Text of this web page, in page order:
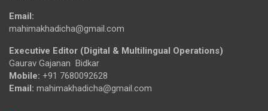
Email:
mahimakhadicha@gmail.com
Executive Editor (Digital & Multilingual Operations)
Gaurav Gajanan Bidkar
Mobile: +91 7680092628
Email: mahimakhadicha@gmail.com